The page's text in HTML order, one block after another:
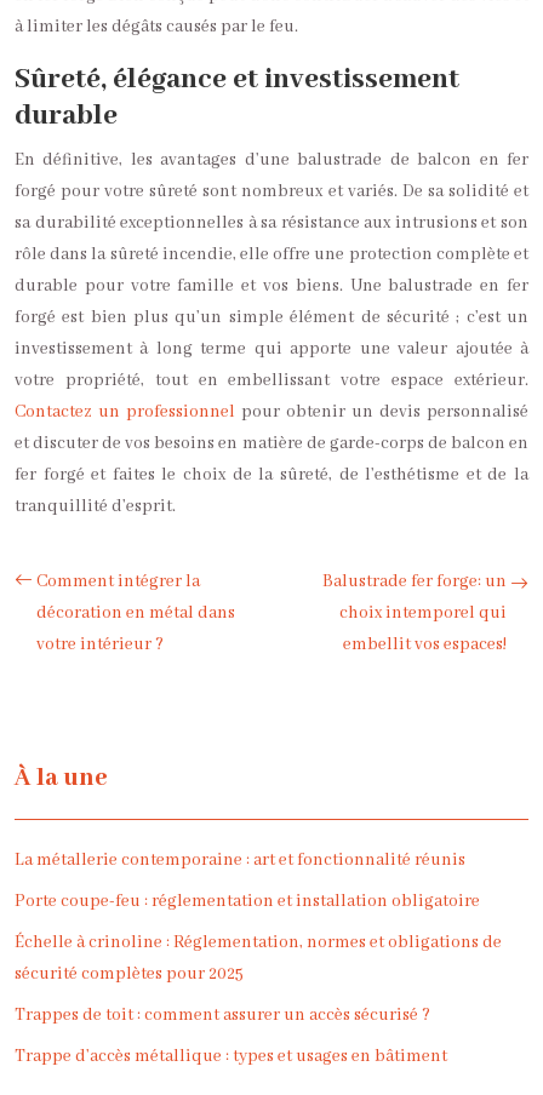
à limiter les dégâts causés par le feu.
Sûreté, élégance et investissement
durable
En définitive, les avantages d’une balustrade de balcon en fer
forgé pour votre sûreté sont nombreux et variés. De sa solidité et
sa durabilité exceptionnelles à sa résistance aux intrusions et son
rôle dans la sûreté incendie, elle offre une protection complète et
durable pour votre famille et vos biens. Une balustrade en fer
forgé est bien plus qu’un simple élément de sécurité ; c’est un
investissement à long terme qui apporte une valeur ajoutée à
votre propriété, tout en embellissant votre espace extérieur.
Contactez un professionnel pour obtenir un devis personnalisé
et discuter de vos besoins en matière de garde-corps de balcon en
fer forgé et faites le choix de la sûreté, de l’esthétisme et de la
tranquillité d’esprit.
Comment intégrer la
décoration en métal dans
votre intérieur ?
Balustrade fer forge: un
choix intemporel qui
embellit vos espaces!
À la une
La métallerie contemporaine : art et fonctionnalité réunis
Porte coupe-feu : réglementation et installation obligatoire
Échelle à crinoline : Réglementation, normes et obligations de
sécurité complètes pour 2025
Trappes de toit : comment assurer un accès sécurisé ?
Trappe d’accès métallique : types et usages en bâtiment